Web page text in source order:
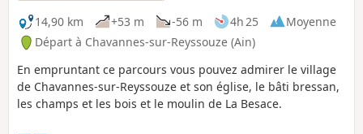
14,90 km
+53 m -56 m 4h 25
Moyenne
Départ à Chavannes-sur-Reyssouze (Ain)
En empruntant ce parcours vous pouvez admirer le village
de Chavannes-sur-Reyssouze et son église, le bâti bressan,
les champs et les bois et le moulin de La Besace.